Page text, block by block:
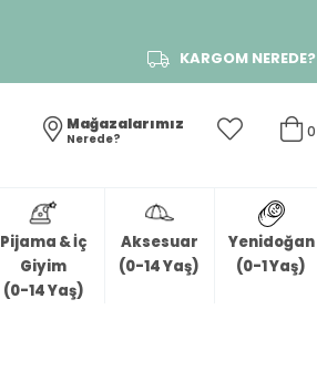
KARGOM NEREDE?
0
Mağazalarımız
Nerede?
Pijama & İç
Giyim
(0-14 Yaş)
Aksesuar
(0-14 Yaş)
Yenidoğan
(0-1 Yaş)